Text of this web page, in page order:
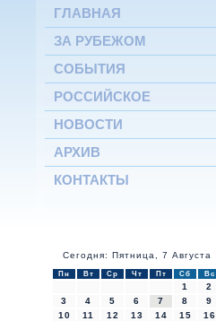
ГЛАВНАЯ
ЗА РУБЕЖОМ
СОБЫТИЯ
РОССИЙСКОЕ
НОВОСТИ
АРХИВ
КОНТАКТЫ
Сегодня: Пятница, 7 Августа
Пн Вт Ср Чт Пт Сб Вс
1
2
3
4 5 6 7 8
9
10
11 12 13 14 15
16